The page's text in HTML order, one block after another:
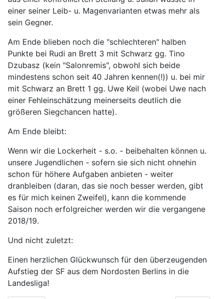
einer seiner Leib- u. Magenvarianten etwas mehr als
sein Gegner.
Am Ende blieben noch die "schlechteren" halben
Punkte bei Rudi an Brett 3 mit Schwarz gg. Tino
Dzubasz (kein "Salonremis", obwohl sich beide
mindestens schon seit 40 Jahren kennen(!)) u. bei mir
mit Schwarz an Brett 1 gg. Uwe Keil (wobei Uwe nach
einer Fehleinschätzung meinerseits deutlich die
größeren Siegchancen hatte).
Am Ende bleibt:
Wenn wir die Lockerheit - s.o. - beibehalten können u.
unsere Jugendlichen - sofern sie sich nicht ohnehin
schon für höhere Aufgaben anbieten - weiter
dranbleiben (daran, das sie noch besser werden, gibt
es für mich keinen Zweifel), kann die kommende
Saison noch erfolgreicher werden wir die vergangene
2018/19.
Und nicht zuletzt:
Einen herzlichen Glückwunsch für den überzeugenden
Aufstieg der SF aus dem Nordosten Berlins in die
Landesliga!